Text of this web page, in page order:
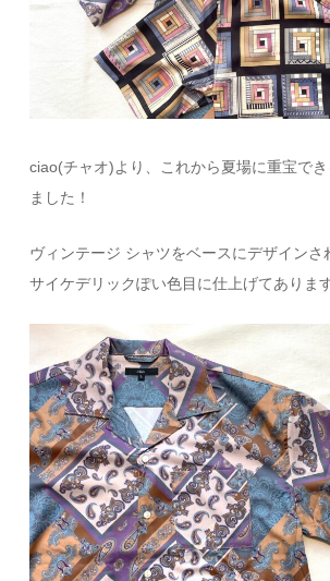
ciao(チャオ)より、これから夏場に重宝で
ました！
ヴィンテージ シャツをベースにデザインさ
サイケデリックぽい色目に仕上げてあります